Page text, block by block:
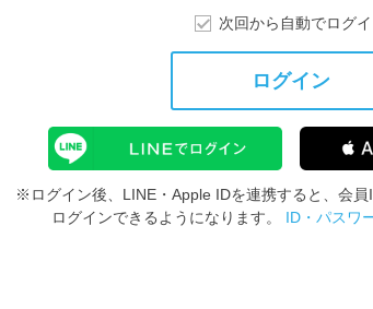
次回から自動でログ
ログイン
※ログイン後、LINE・Apple IDを連携すると、会員
ログインできるようになります。 ID・パスワ